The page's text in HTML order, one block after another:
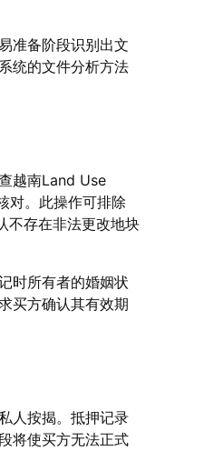
准备阶段识别出文
统的文件分析方法
越南Land Use
对。此操作可排除
不存在非法更改地块
时所有者的婚姻状
买方确认其有效期
人按揭。抵押记录
将使买方无法正式